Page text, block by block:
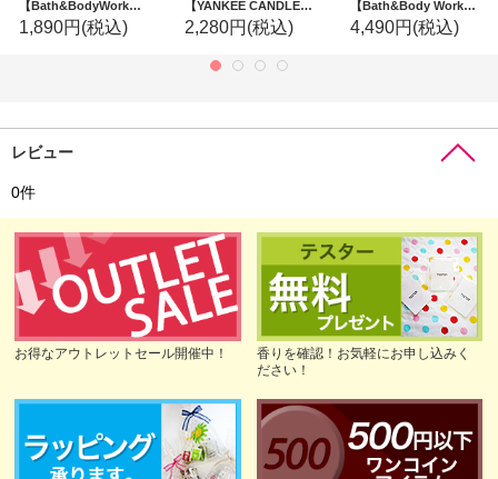
【Bath&BodyWorks】フォーミングハンドソープ：ハーベストギャザリング
1,890円 (税込)
【YANKEE CANDLE/ヤンキーキャンドル】カーフレグランスアソートセット(5個入り)
2,280円 (税込)
【Bath&Body Works】フレグランスブースター(18oz/510g)：アンバーブラッシュ
4,490円 (税込)
レビュー
0件
お得なアウトレットセール開催中！
香りを確認！お気軽にお申し込みく
ださい！